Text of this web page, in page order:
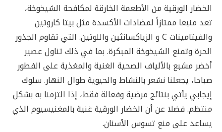
الخضار الورقية من الأطعمة الخارقة لمكافحة الشيخوخة،
تعد منبعا ممتازاً لمضادات الأكسدة مثل بيتا كاروتين
والفيتامينات C و الزياكسانثين واللوتين. التي تقاوم الجذور
الحرة وتمنع الشيخوخة المبكرة.بما في ذلك تناول عصير
أخضر مشبع بالألياف الصحية الغنية والمغذية على الفطور
صباحا، يجعلنا نشعر بالنشاط والحيوية طوال النهار. سلوك
إيجابي يأتي بنتائج مرضية وفعالة فقط، إذا التزمنا به بشكل
منتظم. فضلا عن أن الخضار الورقية غنية بالمغنيسيوم الذي
يساعد على منع تسوس الأسنان.